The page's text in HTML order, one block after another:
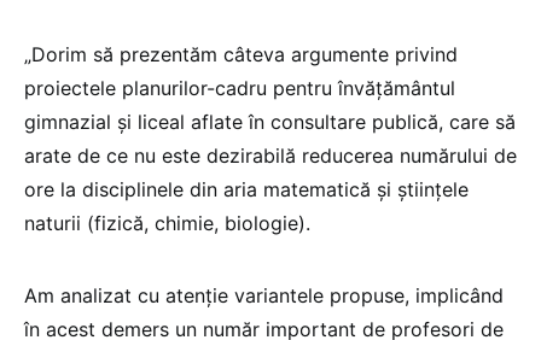
„Dorim să prezentăm câteva argumente privind
proiectele planurilor-cadru pentru învățământul
gimnazial şi liceal aflate în consultare publică, care să
arate de ce nu este dezirabilă reducerea numărului de
ore la disciplinele din aria matematică și științele
naturii (fizică, chimie, biologie).
Am analizat cu atenție variantele propuse, implicând
în acest demers un număr important de profesori de